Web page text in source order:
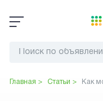
Главная > Статьи > Как